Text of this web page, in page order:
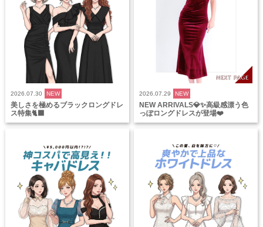
2026.07.30 NEW
美しさを極めるブラックロングドレ
ス特集🐈‍⬛
2026.07.29 NEW
NEW ARRIVALS💎✨高級感漂う色
っぽロングドレスが登場❤️